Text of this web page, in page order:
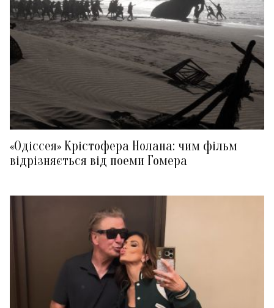
«Одіссея» Крістофера Нолана: чим фільм
відрізняється від поеми Гомера